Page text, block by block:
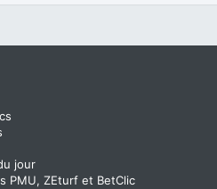
jour
PMU, ZEturf et BetClic